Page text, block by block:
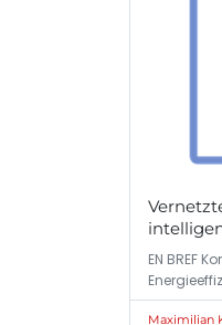
EN BREF
Maximilian